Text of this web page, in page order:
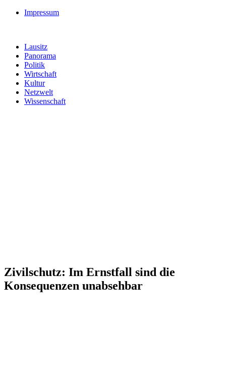
Impressum
Lausitz
Panorama
Politik
Wirtschaft
Kultur
Netzwelt
Wissenschaft
Zivilschutz: Im Ernstfall sind die
Konsequenzen unabsehbar